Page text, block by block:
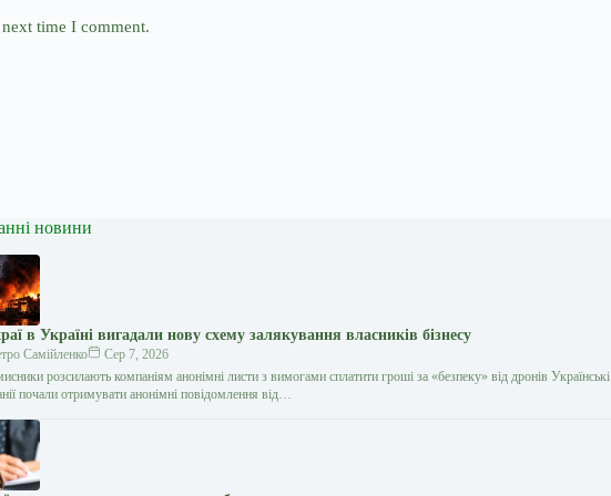
time I comment.
новини
в Україні вигадали нову схему залякування власників бізнесу
Самійленко
Сер 7, 2026
розсилають компаніям анонімні листи з вимогами сплатити гроші за «безпеку» від дронів Українські
почали отримувати анонімні повідомлення від…